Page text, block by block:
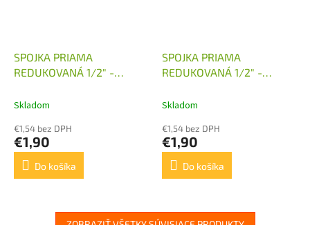
SPOJKA PRIAMA
REDUKOVANÁ 1/2" -
Skladom
€1,54 bez DPH
€1,90
Do košíka
SPOJKA PRIAMA
REDUKOVANÁ 1/2" -
Skladom
€1,54 bez DPH
€1,90
Do košíka